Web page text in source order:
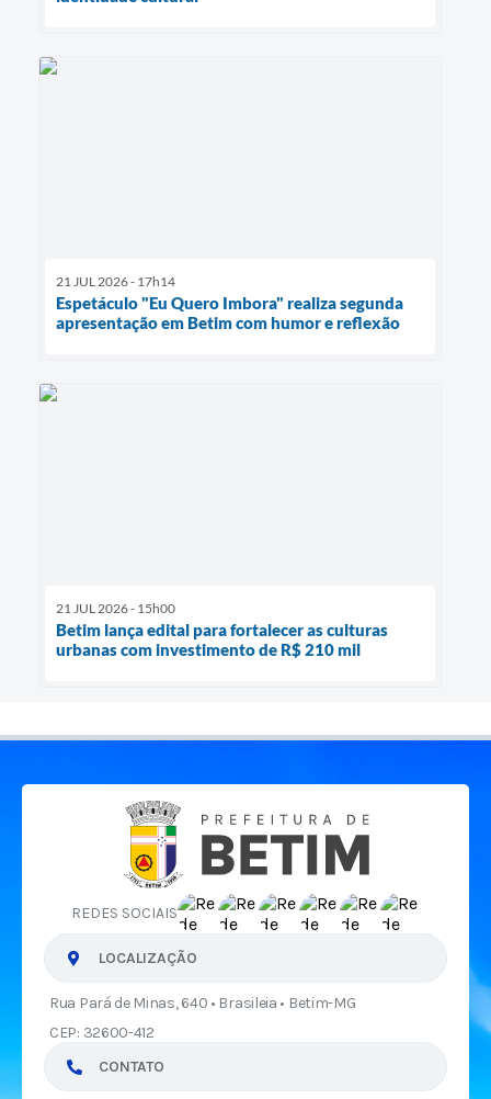
21 JUL 2026 - 17h14
Espetáculo "Eu Quero Imbora" realiza segunda
apresentação em Betim com humor e reflexão
21 JUL 2026 - 15h00
Betim lança edital para fortalecer as culturas
urbanas com investimento de R$ 210 mil
REDES SOCIAIS
LOCALIZAÇÃO
Rua Pará de Minas, 640 • Brasileia • Betim-MG
CEP: 32600-412
CONTATO